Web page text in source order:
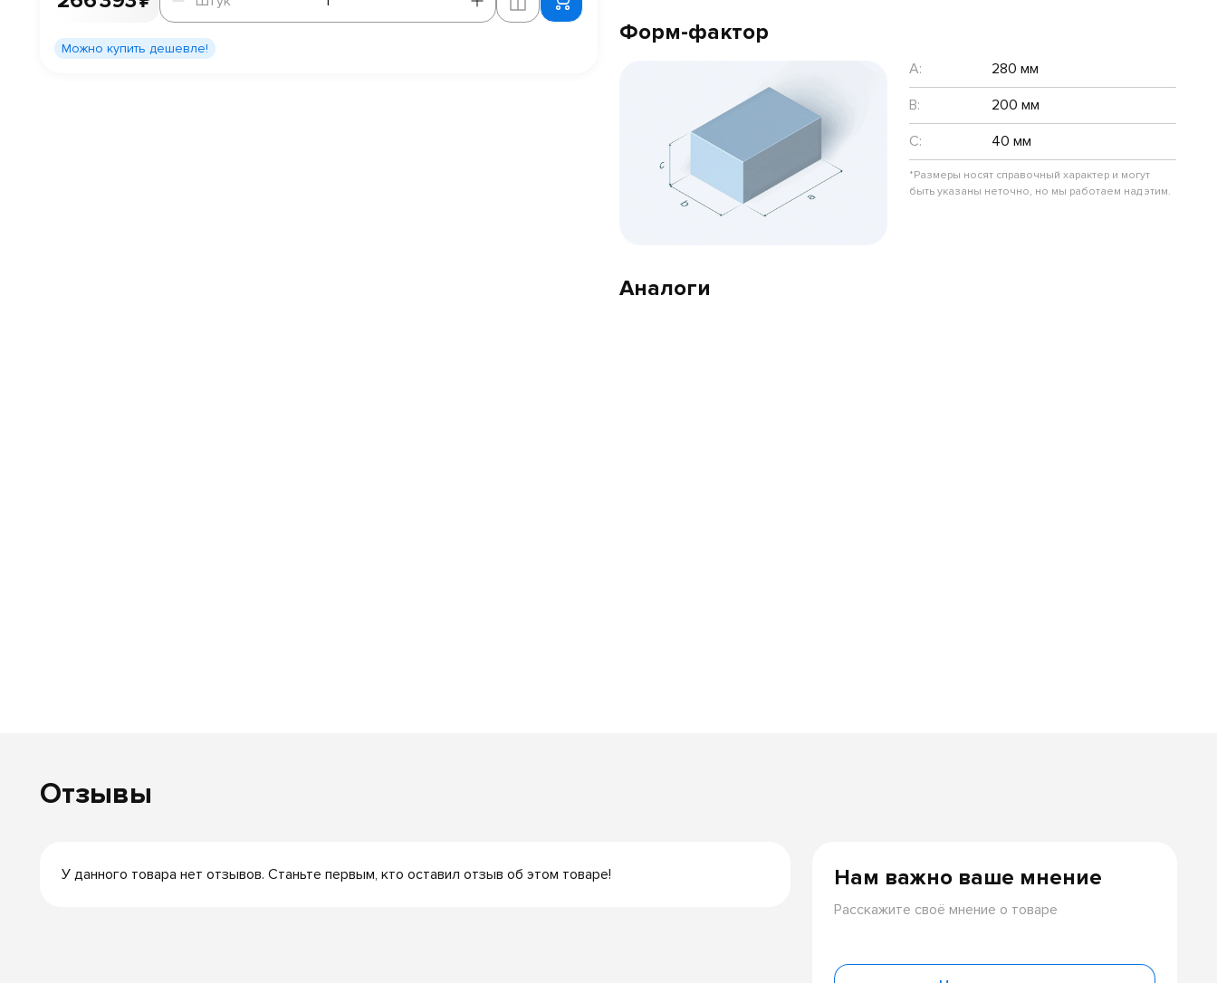
Можно купить дешевле!
Форм-фактор
A:
280 мм
B:
200 мм
C:
40 мм
*Размеры носят справочный характер и могут
быть указаны неточно, но мы работаем над этим.
Аналоги
Отзывы
У данного товара нет отзывов. Станьте первым, кто оставил отзыв об этом товаре! Нам важно ваше мнение
Расскажите своё мнение о товаре